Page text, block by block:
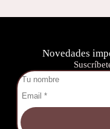
Novedades